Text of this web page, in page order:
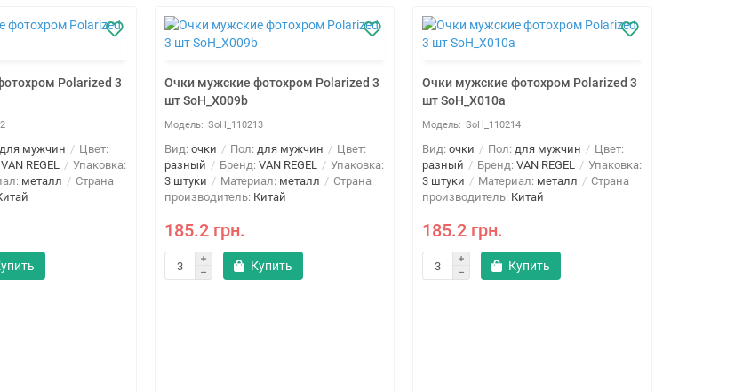
Polarized 3
для мужчин
Цвет:
VAN REGEL
Упаковка:
металл
Страна
Очки мужские фотохром Polarized 3
шт SoH_X009b
SoH_110213
Вид: очки Пол: для мужчин
Цвет:
разный
Бренд: VAN REGEL
Упаковка:
3 штуки
Материал: металл
Страна
производитель: Китай
185.2 грн.
Купить
Очки мужские фотохром Polarized 3
шт SoH_X010a
SoH_110214
Вид: очки Пол: для мужчин
Цвет:
разный
Бренд: VAN REGEL
Упаковка:
3 штуки
Материал: металл
Страна
производитель: Китай
185.2 грн.
Купить